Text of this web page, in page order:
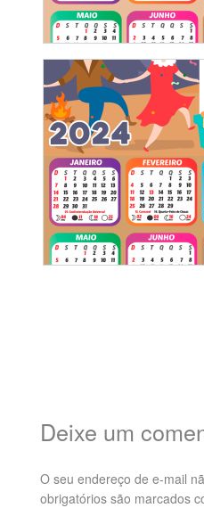
Deixe um
O seu endereço de e-mail
obrigatórios são marcados